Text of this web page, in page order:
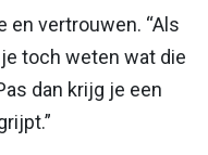
en vertrouwen. “Als
toch weten wat die
dan krijg je een